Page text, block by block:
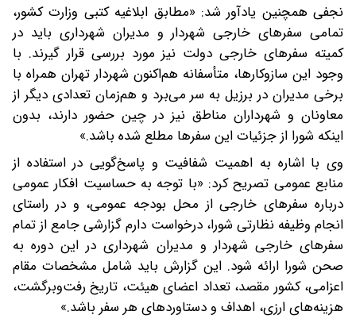
نجفی همچنین یادآور شد: «مطابق ابلاغیه کتبی وزارت کشور،
تمامی سفرهای خارجی شهردار و مدیران شهرداری باید در
کمیته سفرهای خارجی دولت نیز مورد بررسی قرار گیرند. با
وجود این سازوکارها، متأسفانه هم‌اکنون شهردار تهران همراه با
برخی مدیران در برزیل به سر می‌برد و هم‌زمان تعدادی دیگر از
معاونان و شهرداران مناطق نیز در چین حضور دارند، بدون
اینکه شورا از جزئیات این سفرها مطلع شده باشد.»
وی با اشاره به اهمیت شفافیت و پاسخ‌گویی در استفاده از
منابع عمومی تصریح کرد: «با توجه به حساسیت افکار عمومی
درباره سفرهای خارجی از محل بودجه عمومی، و در راستای
انجام وظیفه نظارتی شورا، درخواست دارم گزارشی جامع از تمام
سفرهای خارجی شهردار و مدیران شهرداری در این دوره به
صحن شورا ارائه شود. این گزارش باید شامل مشخصات مقام
اعزامی، کشور مقصد، تعداد اعضای هیئت، تاریخ رفت‌وبرگشت،
هزینه‌های ارزی، اهداف و دستاوردهای هر سفر باشد.»